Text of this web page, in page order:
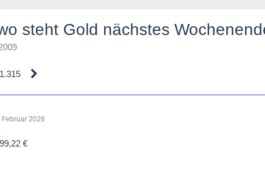
steht Gold nächstes
1.315
Februar 2026
€